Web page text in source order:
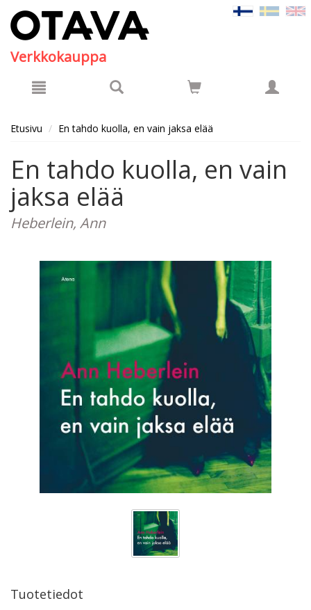
Verkkokauppa
Etusivu En tahdo kuolla, en vain jaksa elää
En tahdo kuolla, en vain
jaksa elää
Heberlein, Ann
Tuotetiedot